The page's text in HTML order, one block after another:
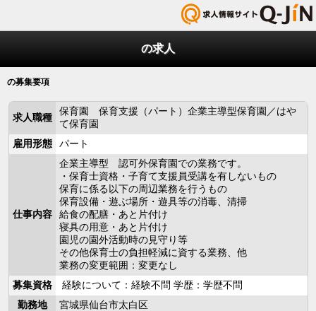
の求人
の募集要項
求人職種
保育園 保育支援（パート）企業主導型保育園／はや
て保育園
雇用形態
パート
仕事内容
企業主導型 認可外保育園での業務です。
・保育士資格・子育て支援員受講を有しないもの
保育に係る以下の周辺業務を行うもの
保育設備・遊ぶ場所・遊具等の消毒、清掃
給食の配膳・あと片付け
寝具の用意・あと片付け
園児の園外活動時の見守り等
その他保育士の負担軽減に資する業務、他
業務の変更範囲：変更なし
募集資格
経験について：経験不問 学歴：学歴不問
勤務地
宮城県仙台市太白区